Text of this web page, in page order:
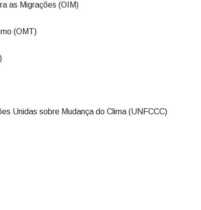
as Migrações (OIM)
(OMT)
Unidas sobre Mudança do Clima (UNFCCC)